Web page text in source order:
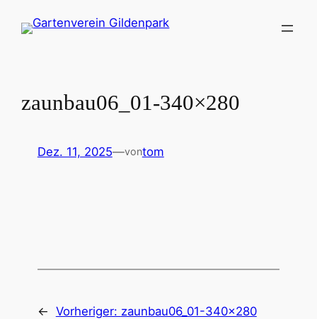
Inhalt
zaunbau06_01-340×280
Dez. 11, 2025—vontom
← Vorheriger: zaunbau06_01-340×280